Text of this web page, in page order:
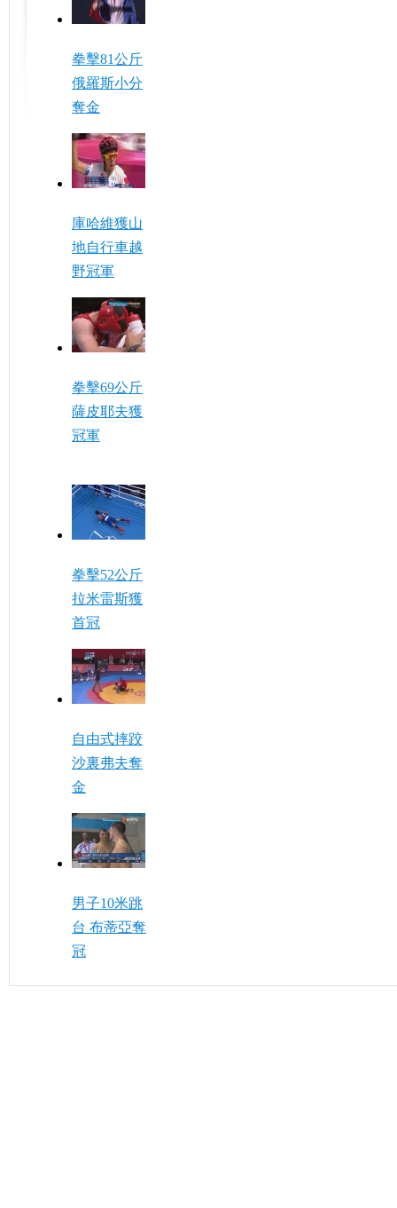
拳擊81公斤
俄羅斯小分
奪金
庫哈維獲山
地自行車越
野冠軍
拳擊69公斤
薩皮耶夫獲
冠軍
拳擊52公斤
拉米雷斯獲
首冠
自由式摔跤
沙裏弗夫奪
金
男子10米跳
台 布蒂亞奪
冠